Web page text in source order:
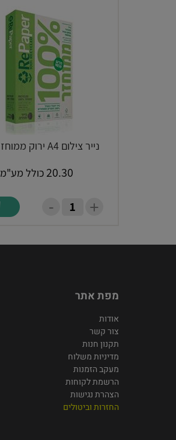
נייר צילום A4 ירוק ממוחזר 50%
20.30כולל מע"מ
+
-
מפת אתר
אודות
צור קשר
תקנון חנות
מדיניות משלוח
מעקב הזמנות
הרשמת לקוחות
הצהרת נגישות
החזרות וביטולים